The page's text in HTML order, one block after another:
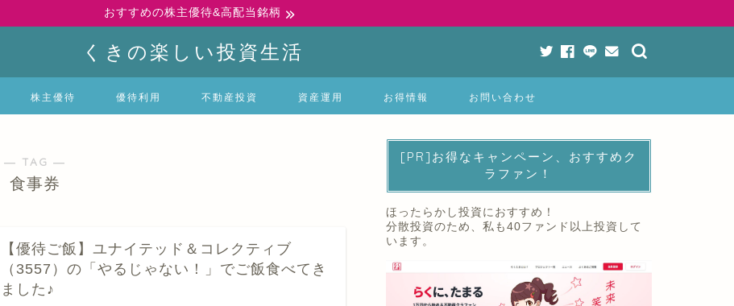
おすすめの株主優待&高配当銘柄
くきの楽しい投資生活
株主優待 優待利用 不動産投資 資産運用 お得情報 お問い合わせ
― TAG ―
食事券
【優待ご飯】ユナイテッド＆コレクティブ
（3557）の「やるじゃない！」でご飯食べてき
ました♪
[PR]お得なキャンペーン、おすすめク
ラファン！
ほったらかし投資におすすめ！
分散投資のため、私も40ファンド以上投資して
います。